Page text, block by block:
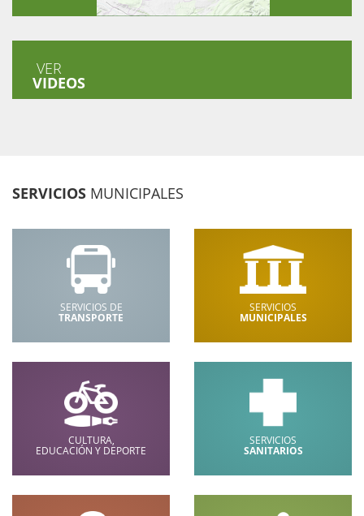
VER
VIDEOS
SERVICIOS MUNICIPALES
SERVICIOS DE
TRANSPORTE
SERVICIOS
MUNICIPALES
CULTURA,
EDUCACIÓN Y DEPORTE
SERVICIOS
SANITARIOS